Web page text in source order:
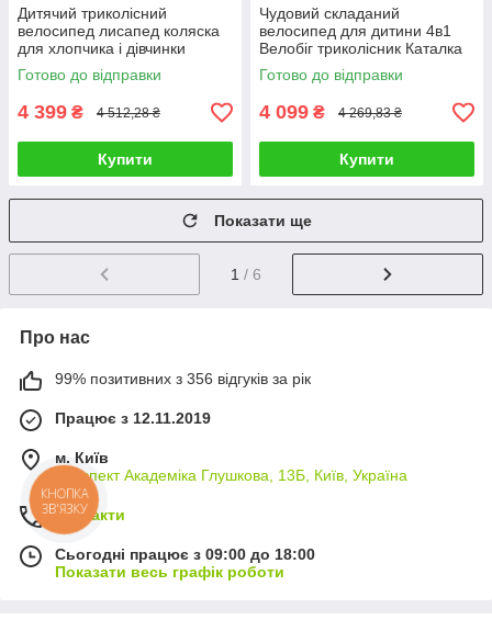
Дитячий триколісний
велосипед лисапед коляска
для хлопчика і дівчинки
Батьківська ручка для
прогулянок Козирок
Готово до відправки
4 399 ₴ 4 512,28 ₴
Купити
Чудовий складаний
велосипед для дитини 4в1
Велобіг триколісник Каталка
толокар Лисапед 8"
Батьківська ручка
Готово до відправки
4 099 ₴ 4 269,83 ₴
Купити
Показати ще
1 / 6
Про нас
99% позитивних з 356 відгуків за рік
Працює з 12.11.2019
м. Київ
проспект Академіка Глушкова, 13Б, Київ, Україна
Контакти
Сьогодні працює з 09:00 до 18:00
Показати весь графік роботи
КНОПКА
ЗВ'ЯЗКУ